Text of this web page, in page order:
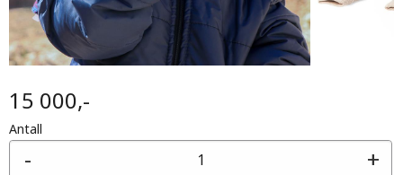
15 000,-
Antall
+
-